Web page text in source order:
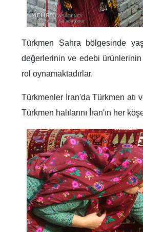
Türkmen Sahra bölgesinde
değerlerinin ve edebi ürünlerinin
rol oynamaktadırlar.
Türkmenler İran'da Türkmen atı
Türkmen halılarını İran'ın her